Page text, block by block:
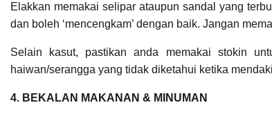
Elakkan memakai selipar ataupun sandal yang
dan boleh ‘mencengkam’ dengan baik. Jangan
Selain kasut, pastikan anda memakai stokin
haiwan/serangga yang tidak diketahui ketika
4. BEKALAN MAKANAN & MINUMAN